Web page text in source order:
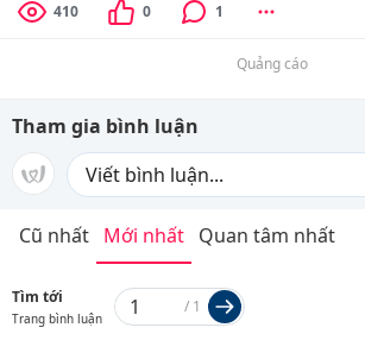
410 0 1
Quảng cáo
Tham gia bình luận
Cũ nhất Mới nhất Quan tâm nhất
Tìm tới
Trang bình luận
/ 1